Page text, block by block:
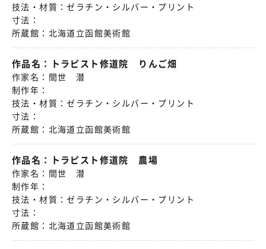
技法・材質：ゼラチン・シルバー・プリント
寸法：
所蔵館： 北海道立函館美術館
作品名： トラピスト修道院 りんご畑
作家名： 間世 潜
制作年：
技法・材質：ゼラチン・シルバー・プリント
寸法：
所蔵館： 北海道立函館美術館
作品名： トラピスト修道院 農場
作家名： 間世 潜
制作年：
技法・材質：ゼラチン・シルバー・プリント
寸法：
所蔵館： 北海道立函館美術館